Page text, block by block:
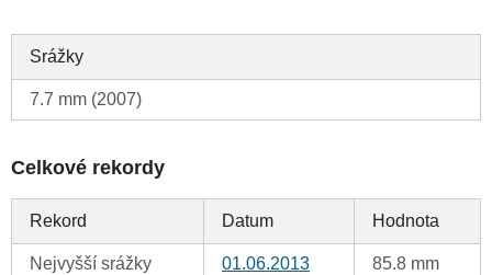
Srážky
7.7 mm (2007)
Celkové rekordy
Rekord Datum Hodnota
Nejvyšší srážky 01.06.2013 85.8 mm